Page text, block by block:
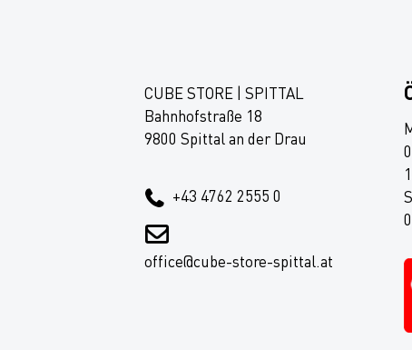
CUBE STORE | SPITTAL
Bahnhofstraße 18
9800 Spittal an der Drau
+43 4762 2555 0
office@cube-store-spittal.at